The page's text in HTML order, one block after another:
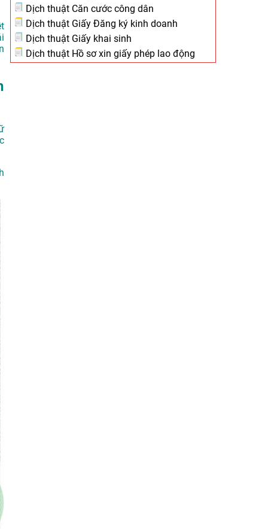
Dịch thuật Căn cước công dân
Dịch thuật Giấy Đăng ký kinh doanh
Dịch thuật Giấy khai sinh
Dịch thuật Hồ sơ xin giấy phép lao động